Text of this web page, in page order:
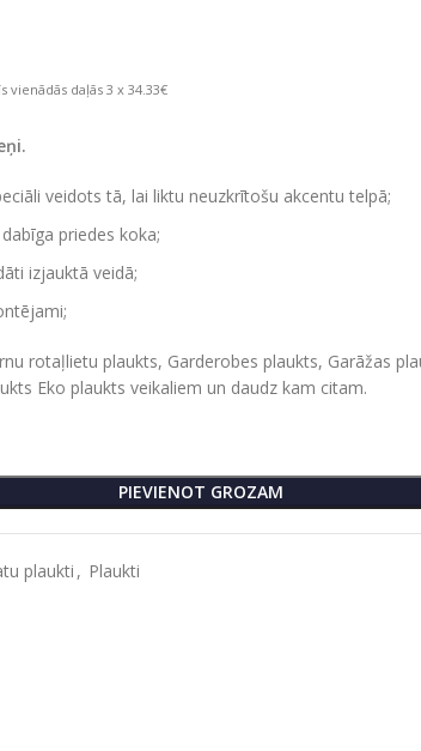
vienādās daļās 3 x 34.33€
veidots tā, lai liktu neuzkrītošu akcentu telpā;
priedes koka;
izjauktā veidā;
rotaļlietu plaukts, Garderobes plaukts, Garāžas
Eko plaukts veikaliem un daudz kam citam.
PIEVIENOT GROZAM
plaukti , Plaukti